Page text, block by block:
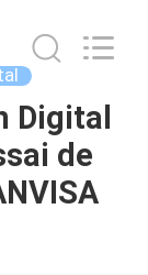
Digital
de